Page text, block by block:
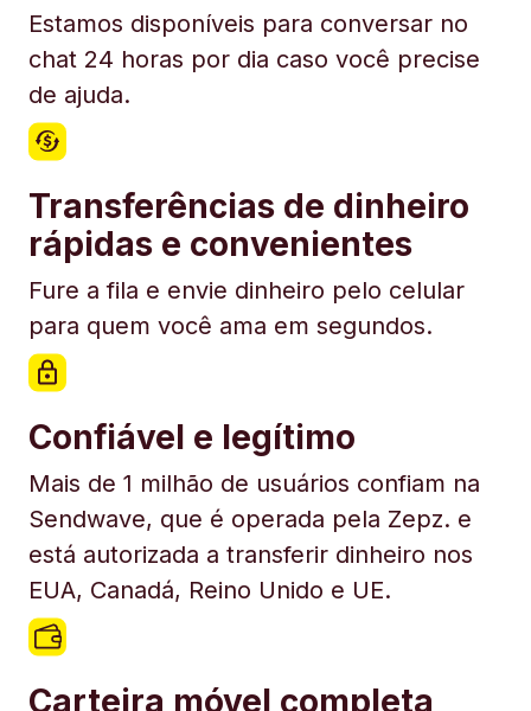
Estamos disponíveis para conversar no
chat 24 horas por dia caso você precise
de ajuda.
Transferências de dinheiro
rápidas e convenientes
Fure a fila e envie dinheiro pelo celular
para quem você ama em segundos.
Confiável e legítimo
Mais de 1 milhão de usuários confiam na
Sendwave, que é operada pela Zepz. e
está autorizada a transferir dinheiro nos
EUA, Canadá, Reino Unido e UE.
Carteira móvel completa